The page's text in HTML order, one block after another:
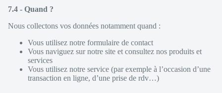
7.4 - Quand ?
Nous collectons vos données notamment quand :
Vous utilisez notre formulaire de contact
Vous naviguez sur notre site et consultez nos produits et
services
Vous utilisez notre service (par exemple à l’occasion d’une
transaction en ligne, d’une prise de rdv…)